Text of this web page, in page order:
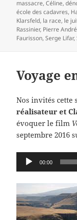
massacre,Céline,
école des cadavres,
Klarsfeld, la race, le
Rassinier, Pierre
Faurisson,Serge Lifar,
Voyage
Nos invités cette
réalisateur et
évoquer le film
septembre 2016
Lecteur 00:00